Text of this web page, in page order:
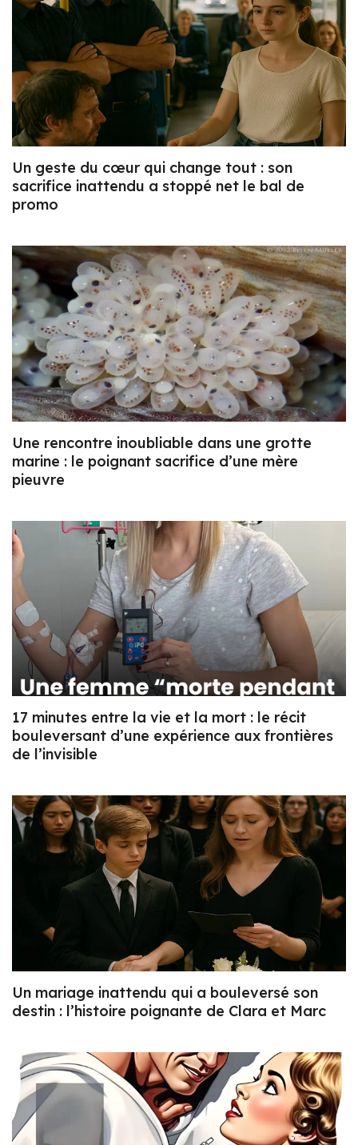
Un geste du cœur qui change tout : son
sacrifice inattendu a stoppé net le bal de
promo
Une rencontre inoubliable dans une grotte
marine : le poignant sacrifice d’une mère
pieuvre
17 minutes entre la vie et la mort : le récit
bouleversant d’une expérience aux frontières
de l’invisible
Un mariage inattendu qui a bouleversé son
destin : l’histoire poignante de Clara et Marc